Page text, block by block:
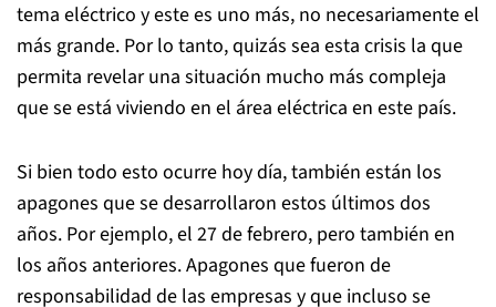
tema eléctrico y este es uno más, no necesariamente el
más grande. Por lo tanto, quizás sea esta crisis la que
permita revelar una situación mucho más compleja
que se está viviendo en el área eléctrica en este país.
Si bien todo esto ocurre hoy día, también están los
apagones que se desarrollaron estos últimos dos
años. Por ejemplo, el 27 de febrero, pero también en
los años anteriores. Apagones que fueron de
responsabilidad de las empresas y que incluso se